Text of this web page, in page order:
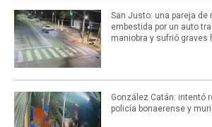
San Justo: una pareja de
embestida por un auto
maniobra y sufrió graves
González Catán: intentó
policía bonaerense y